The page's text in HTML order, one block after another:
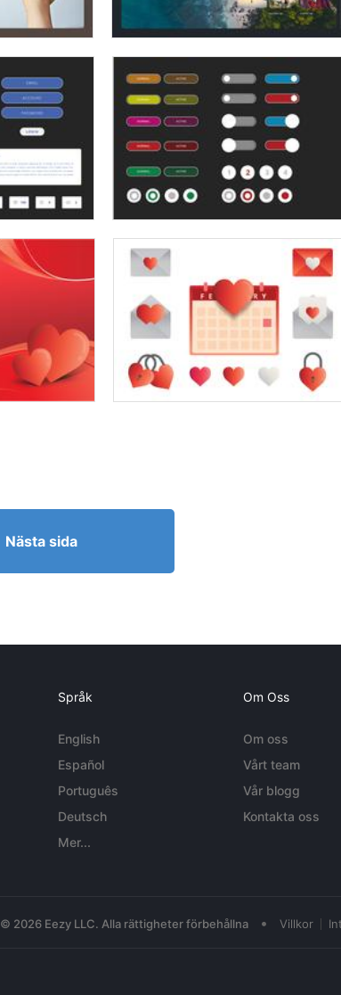
Nästa sida
Språk
English
Español
Português
Deutsch
Mer...
Om Oss
Om oss
Vårt team
Vår blogg
Kontakta oss
© 2026 Eezy LLC. Alla rättigheter förbehållna • Villkor